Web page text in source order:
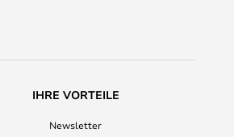
IHRE VORTEILE
Newsletter